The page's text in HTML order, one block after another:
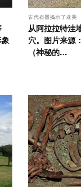
古代石器揭示了亚美
从阿拉拉特洼
穴。图片来源
（神秘的...